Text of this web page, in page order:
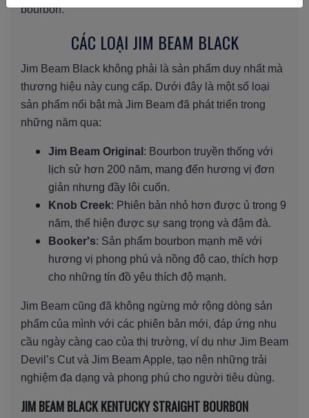
bourbon.
CÁC LOẠI JIM BEAM BLACK
Jim Beam Black không phải là sản phẩm duy nhất mà
thương hiệu này cung cấp. Dưới đây là một số loại
sản phẩm nổi bật mà Jim Beam đã phát triển trong
những năm qua:
Jim Beam Original : Bourbon truyền thống với
lịch sử hơn 200 năm, mang đến hương vị đơn
giản nhưng đầy lôi cuốn.
Knob Creek: Phiên bản nhỏ hơn được ủ trong 9
năm, thể hiện được sự sang trọng và đậm đà.
Booker's: Sản phẩm bourbon mạnh mẽ với
hương vị phong phú và nồng độ cao, thích hợp
cho những tín đồ yêu thích độ mạnh.
Jim Beam cũng đã không ngừng mở rộng dòng sản
phẩm của mình với các phiên bản mới, đáp ứng nhu
cầu ngày càng cao của thị trường, ví dụ như Jim Beam
Devil’s Cut và Jim Beam Apple, tạo nên những trải
nghiệm đa dạng và phong phú cho người tiêu dùng.
JIM BEAM BLACK KENTUCKY STRAIGHT BOURBON